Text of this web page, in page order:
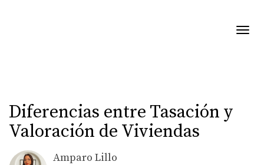
Diferencias entre Tasación y
Valoración de Viviendas
Amparo Lillo